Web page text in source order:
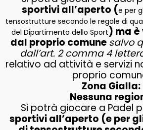
sportivi all’aperto (e per
tensostrutture secondo le regole di
del Dipartimento dello Sport) ma
dal proprio comunesalvo
dall’art. 2 comma 4
relativo ad attività e servizi
proprio
Zona Gialla:
Nessuna
Si potrà giocare a Padel
sportivi all’aperto (e per